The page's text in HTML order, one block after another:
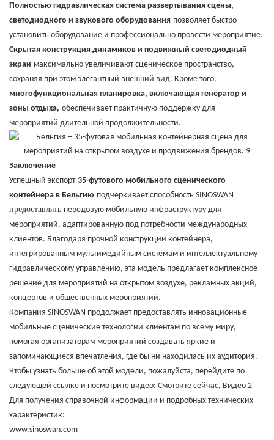
Полностью гидравлическая система развертывания сцены,
светодиодного и звукового оборудования позволяет быстро
установить оборудование и профессионально провести мероприятие.
Скрытая конструкция динамиков и подвижный светодиодный
экран максимально увеличивают сценическое пространство,
сохраняя при этом элегантный внешний вид. Кроме того,
многофункциональная планировка, включающая генератор и
зоны отдыха, обеспечивает практичную поддержку для
мероприятий длительной продолжительности.
Заключение
Успешный экспорт 35-футового мобильного сценического
контейнера в Бельгию подчеркивает способность SINOSWAN
предоставлять передовую мобильную инфраструктуру для
мероприятий, адаптированную под потребности международных
клиентов. Благодаря прочной конструкции контейнера,
интегрированным мультимедийным системам и интеллектуальному
гидравлическому управлению, эта модель предлагает комплексное
решение для мероприятий на открытом воздухе, рекламных акций,
концертов и общественных мероприятий.
Компания SINOSWAN продолжает предоставлять инновационные
мобильные сценические технологии клиентам по всему миру,
помогая организаторам мероприятий создавать яркие и
запоминающиеся впечатления, где бы ни находилась их аудитория.
Чтобы узнать больше об этой модели, пожалуйста, перейдите по
следующей ссылке и посмотрите видео: Смотрите сейчас, Видео 2
Для получения справочной информации и подробных технических
характеристик:
www.sinoswan.com